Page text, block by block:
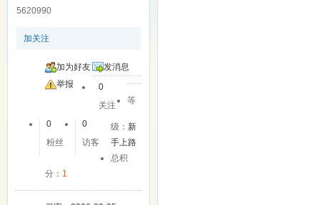
5620990
加关注
加为好友
发消息
举报
0
关注
0
粉丝
0
访客
等
级：新
手上路
总积
分： 1